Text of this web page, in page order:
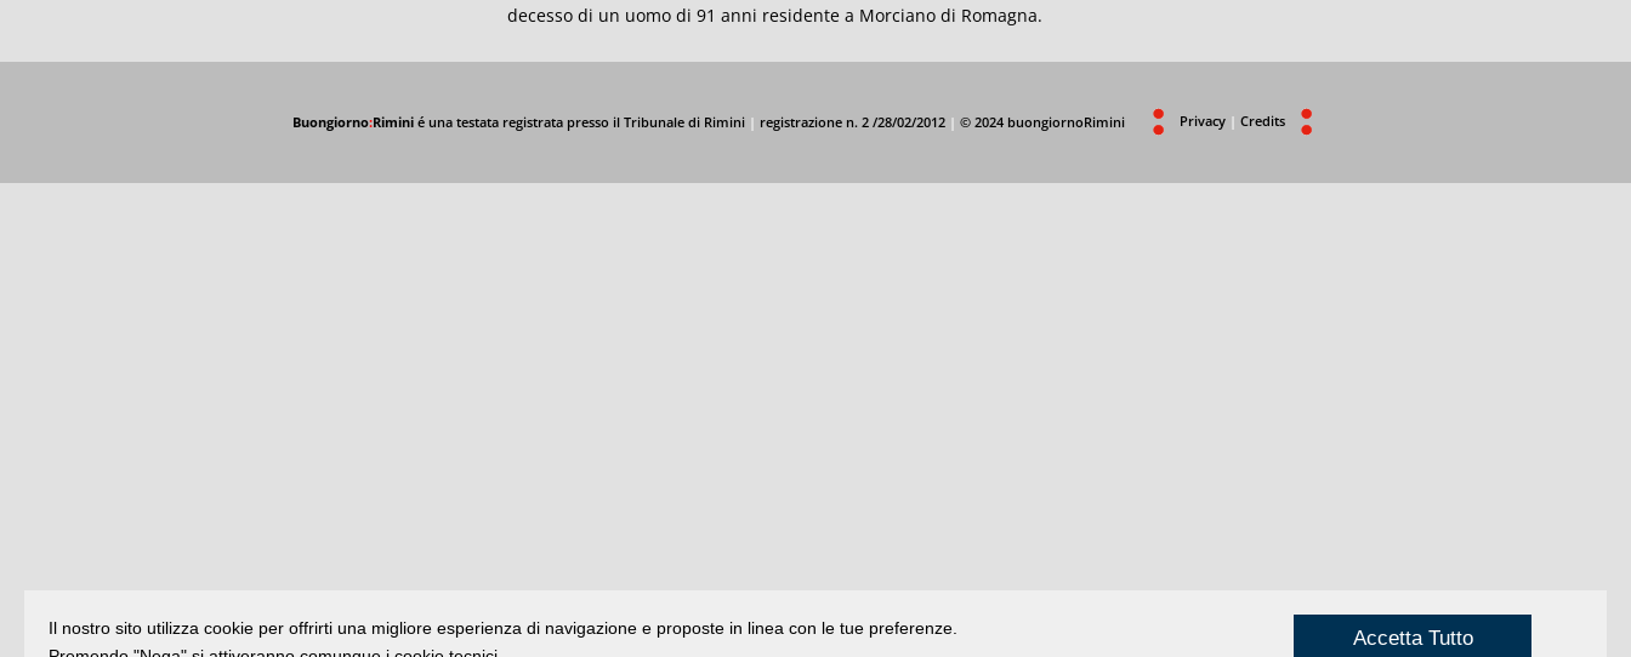
decesso di un uomo di 91 anni residente a Morciano di Romagna.
Buongiorno:Riminié una testata registrata presso il Tribunale di Rimini | registrazione n. 2 /28/02/2012 | © 2024 buongiornoRimini Privacy | Credits
Il nostro sito utilizza cookie per offrirti una migliore esperienza di navigazione e proposte in linea con le tue preferenze.
Accetta Tutto